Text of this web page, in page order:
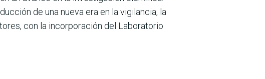
de una nueva era en la vigilancia, la
con la incorporación del Laboratorio